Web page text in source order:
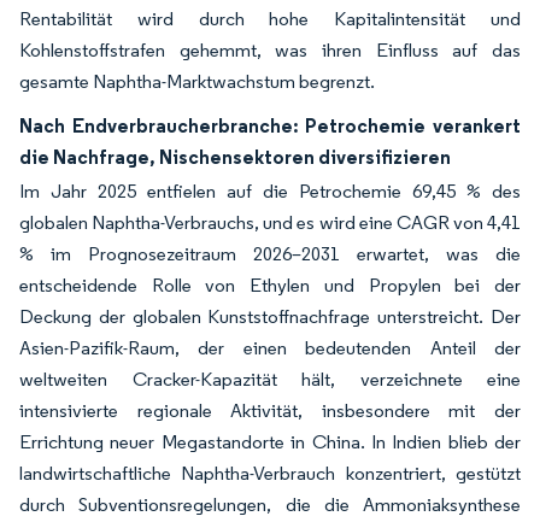
Rentabilität wird durch hohe Kapitalintensität und
Kohlenstoffstrafen gehemmt, was ihren Einfluss auf das
gesamte Naphtha-Marktwachstum begrenzt.
Nach Endverbraucherbranche: Petrochemie verankert
die Nachfrage, Nischensektoren diversifizieren
Im Jahr 2025 entfielen auf die Petrochemie 69,45 % des
globalen Naphtha-Verbrauchs, und es wird eine CAGR von 4,41
% im Prognosezeitraum 2026–2031 erwartet, was die
entscheidende Rolle von Ethylen und Propylen bei der
Deckung der globalen Kunststoffnachfrage unterstreicht. Der
Asien-Pazifik-Raum, der einen bedeutenden Anteil der
weltweiten Cracker-Kapazität hält, verzeichnete eine
intensivierte regionale Aktivität, insbesondere mit der
Errichtung neuer Megastandorte in China. In Indien blieb der
landwirtschaftliche Naphtha-Verbrauch konzentriert, gestützt
durch Subventionsregelungen, die die Ammoniaksynthese